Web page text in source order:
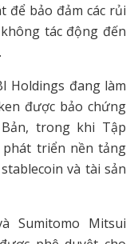
để bảo đảm các rủi
tác động đến
Holdings đang làm
được bảo chứng
trong khi Tập
phát triển nền tảng
và tài sản
Sumitomo Mitsui